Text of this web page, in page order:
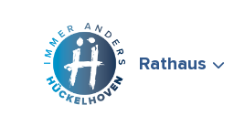
Rathaus